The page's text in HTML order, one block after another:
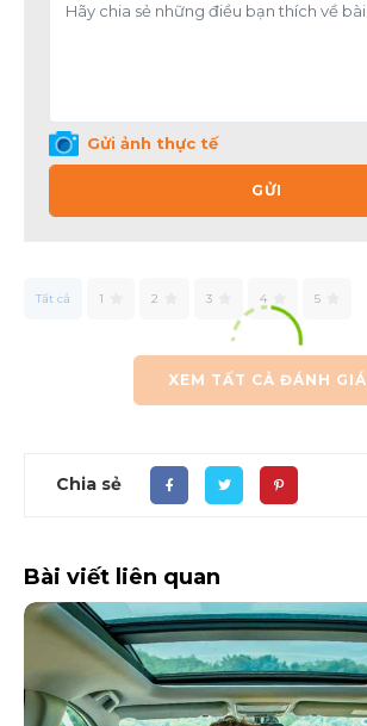
Gửi ảnh thực tế
GỬI
Tất cả 1 2 3 4 5
XEM TẤT CẢ ĐÁNH GIÁ
Chia sẻ
Bài viết liên quan